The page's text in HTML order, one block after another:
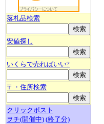
落札品検索
安値探し
いくらで売ればいい?
〒・住所検索
クリックポスト
ヲチ(開催中) (終了分)